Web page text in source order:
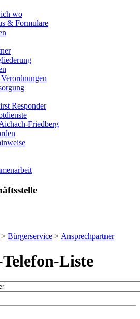
ich wo
& Formulare
Responder
Friedberg
> Bürgerservice > Ansprechpartner
Liste